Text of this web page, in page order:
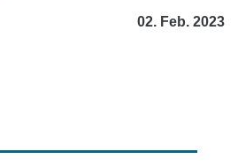
02. Feb. 2023